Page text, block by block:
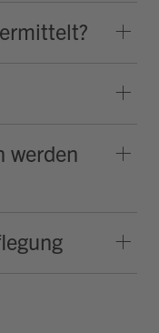
werden